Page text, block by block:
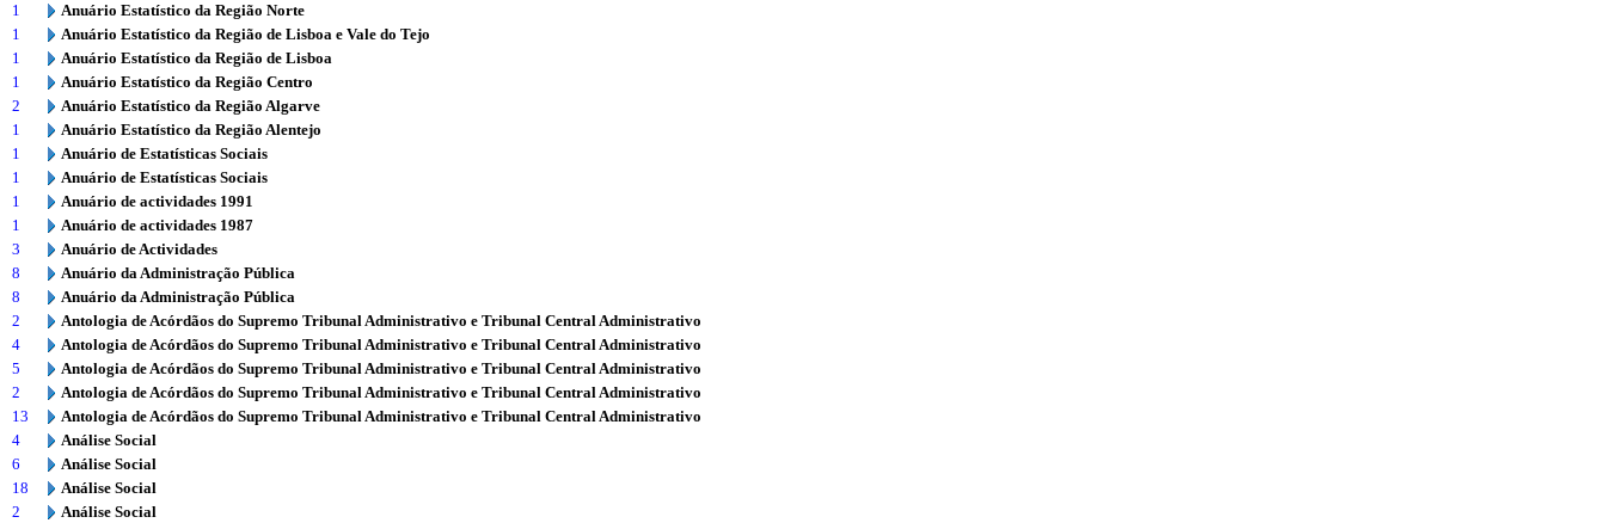
1
Anuário Estatístico da Região Norte
1
Anuário Estatístico da Região de Lisboa e Vale do Tejo
1
Anuário Estatístico da Região de Lisboa
1
Anuário Estatístico da Região Centro
2
Anuário Estatístico da Região Algarve
1
Anuário Estatístico da Região Alentejo
1
Anuário de Estatísticas Sociais
1
Anuário de Estatísticas Sociais
1
Anuário de actividades 1991
1
Anuário de actividades 1987
3
Anuário de Actividades
8
Anuário da Administração Pública
8
Anuário da Administração Pública
2
Antologia de Acórdãos do Supremo Tribunal Administrativo e Tribunal Central Administrativo
4
Antologia de Acórdãos do Supremo Tribunal Administrativo e Tribunal Central Administrativo
5
Antologia de Acórdãos do Supremo Tribunal Administrativo e Tribunal Central Administrativo
2
Antologia de Acórdãos do Supremo Tribunal Administrativo e Tribunal Central Administrativo
13
Antologia de Acórdãos do Supremo Tribunal Administrativo e Tribunal Central Administrativo
4
Análise Social
6
Análise Social
18
Análise Social
2
Análise Social